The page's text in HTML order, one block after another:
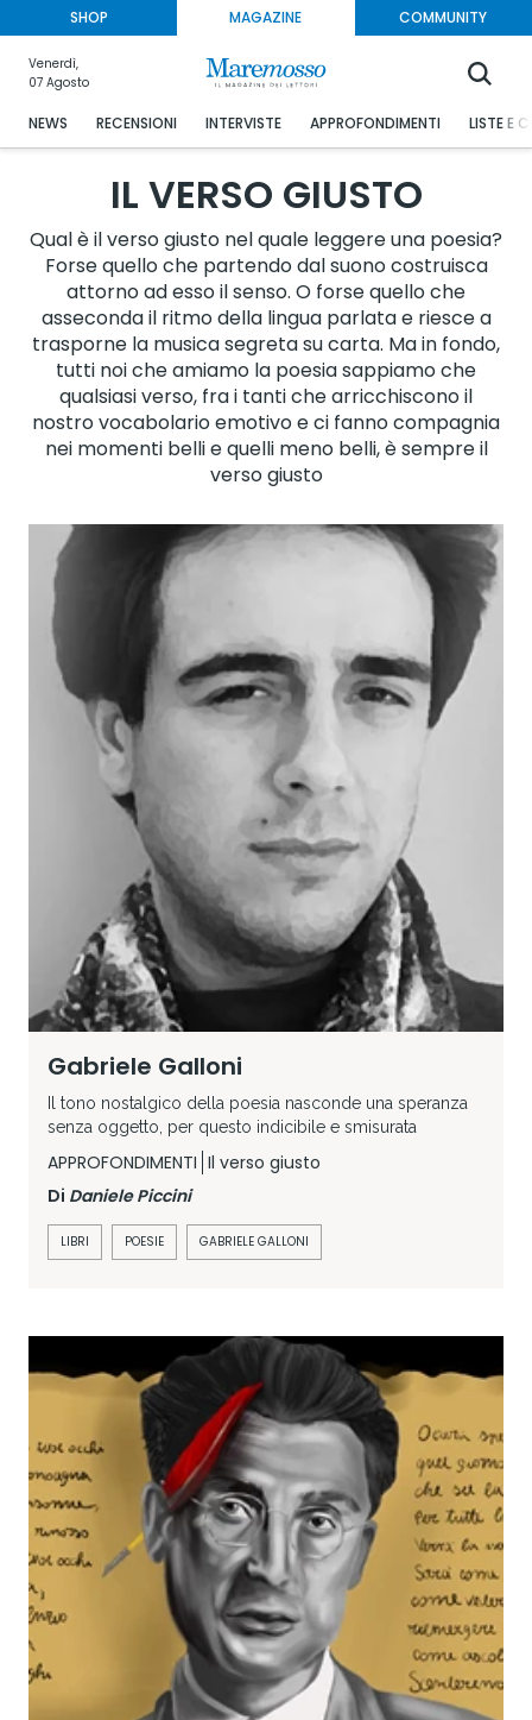
SHOP MAGAZINE COMMUNITY
Venerdì,
07 Agosto
NEWS RECENSIONI INTERVISTE APPROFONDIMENTI LISTE E
IL VERSO GIUSTO
Qual è il verso giusto nel quale leggere una poesia?
Forse quello che partendo dal suono costruisca
attorno ad esso il senso. O forse quello che
asseconda il ritmo della lingua parlata e riesce a
trasporne la musica segreta su carta. Ma in fondo,
tutti noi che amiamo la poesia sappiamo che
qualsiasi verso, fra i tanti che arricchiscono il
nostro vocabolario emotivo e ci fanno compagnia
nei momenti belli e quelli meno belli, è sempre il
verso giusto
Gabriele Galloni
Il tono nostalgico della poesia nasconde una speranza
senza oggetto, per questo indicibile e smisurata
APPROFONDIMENTI Il verso giusto
Di Daniele Piccini
LIBRI POESIE GABRIELE GALLONI